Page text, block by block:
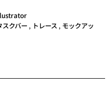
スクバー , トレース , モックアッ